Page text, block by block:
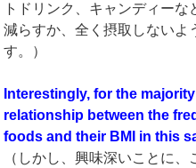
トドリンク、キャンディー
減らすか、全く摂取しないよ
す。）
Interestingly, for the
relationship between the
foods and their BMI in this
（しかし、興味深いことに